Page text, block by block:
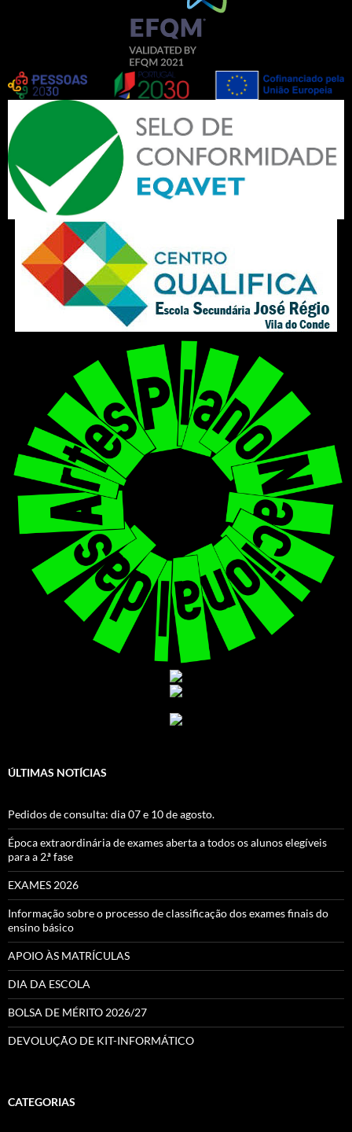
ÚLTIMAS NOTÍCIAS
Pedidos de consulta: dia 07 e 10 de agosto.
Época extraordinária de exames aberta a todos os alunos elegíveis
para a 2.ª fase
EXAMES 2026
Informação sobre o processo de classificação dos exames finais do
ensino básico
APOIO ÀS MATRÍCULAS
DIA DA ESCOLA
BOLSA DE MÉRITO 2026/27
DEVOLUÇÃO DE KIT-INFORMÁTICO
CATEGORIAS